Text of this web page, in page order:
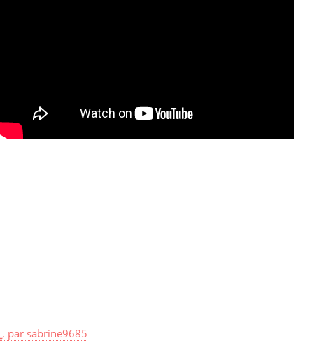
, par sabrine9685